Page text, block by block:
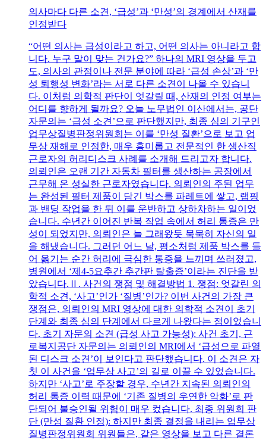
의사마다 다른 소견, ‘급성’과 ‘만성’의 경계에서 산재를
인정받다
“어떤 의사는 급성이라고 하고, 어떤 의사는 아니라고 합
니다. 누구 말이 맞는 건가요?” 하나의 MRI 영상을 두고
도, 의사의 관점이나 전문 분야에 따라 ‘급성 손상’과 ‘만
성 퇴행성 변화’라는 서로 다른 소견이 나올 수 있습니
다. 이처럼 의학적 판단이 엇갈릴 때, 산재의 인정 여부는
어디를 향하게 될까요? 오늘 노무법인 이산에서는, 공단
자문의는 ‘급성 소견’으로 판단했지만, 최종 심의 기구인
업무상질병판정위원회는 이를 ‘만성 질환’으로 보고 업
무상 재해로 인정한, 매우 흥미롭고 전문적인 한 생산직
근로자의 허리디스크 사례를 소개해 드리고자 합니다.
의뢰인은 오랜 기간 자동차 필터를 생산하는 공장에서
근무해 온 성실한 근로자였습니다. 의뢰인의 주된 업무
는 완성된 필터 제품이 담긴 박스를 파레트에 쌓고, 랩핑
과 밴딩 작업을 한 뒤 이를 운반하고 상하차하는 일이었
습니다. 수년간 이어진 반복 작업 속에서 허리 통증은 만
성이 되었지만, 의뢰인은 늘 그래왔듯 묵묵히 자신의 일
을 해냈습니다. 그러던 어느 날, 평소처럼 제품 박스를 들
어 옮기는 순간 허리에 극심한 통증을 느끼며 쓰러졌고,
병원에서 ‘제4-5요추간 추간판 탈출증’이라는 진단을 받
았습니다.Ⅱ. 사건의 쟁점 및 해결방법 1. 쟁점: 엇갈린 의
학적 소견, ‘사고’인가 ‘질병’인가? 이번 사건의 가장 큰
쟁점은, 의뢰인의 MRI 영상에 대한 의학적 소견이 초기
단계와 최종 심의 단계에서 다르게 나왔다는 점이었습니
다. 초기 자문의 소견 (급성 사고 가능성): 사건 초기, 근
로복지공단 자문의는 의뢰인의 MRI에서 ‘급성으로 파열
된 디스크 소견’이 보인다고 판단했습니다. 이 소견은 자
칫 이 사건을 ‘업무상 사고’의 길로 이끌 수 있었습니다.
하지만 ‘사고’로 주장할 경우, 수년간 지속된 의뢰인의
허리 통증 이력 때문에 ‘기존 질병의 우연한 악화’로 판
단되어 불승인될 위험이 매우 컸습니다. 최종 위원회 판
단 (만성 질환 인정): 하지만 최종 결정을 내리는 업무상
질병판정위원회 위원들은, 같은 영상을 보고 다른 결론